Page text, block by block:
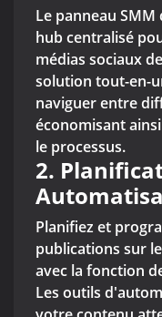
Le panneau
hub centralisé
médias sociaux
solution tout-en-
naviguer entre
économisant
le processus.
2.
Planifiez et
publications sur
avec la fonction
Les outils